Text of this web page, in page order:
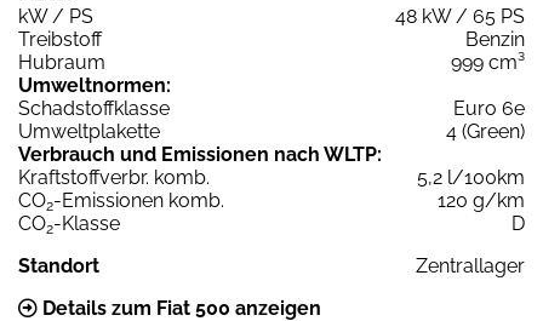
kW / PS
48 kW / 65 PS
Treibstoff
Benzin
Hubraum
999 cm³
Umweltnormen:
Schadstoffklasse
Euro 6e
Umweltplakette
4 (Green)
Verbrauch und Emissionen nach WLTP:
Kraftstoffverbr. komb.
5,2 l/100km
CO2-Emissionen komb.
120 g/km
CO2-Klasse
D
Standort
Zentrallager
Details zum Fiat 500 anzeigen